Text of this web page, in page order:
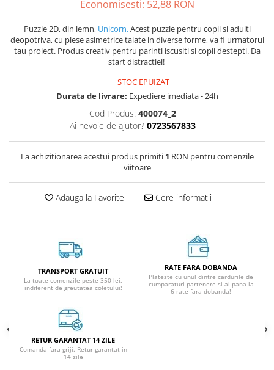
Economisesti: 52,88 RON
Puzzle 2D, din lemn, Unicorn.Acest puzzle pentru copii si adulti
deopotriva, cu piese asimetrice taiate in diverse forme, va fi urmatorul
tau proiect. Produs creativ pentru parinti iscusiti si copii destepti. Da
start distractiei!
STOC EPUIZAT
Durata de livrare: Expediere imediata - 24h
Cod Produs: 400074_2
Ai nevoie de ajutor? 0723567833
La achizitionarea acestui produs primiti 1 RON pentru comenzile
viitoare
Adauga la Favorite Cere informatii
TRANSPORT GRATUIT
La toate comenzile peste 350 lei,
indiferent de greutatea coletului!
RATE FARA DOBANDA
Plateste cu unul dintre cardurile de
cumparaturi partenere si ai pana la
6 rate fara dobanda!
RETUR GARANTAT 14 ZILE
Comanda fara griji. Retur garantat in
14 zile